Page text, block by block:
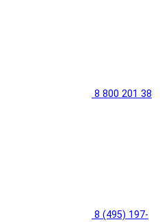
8 800 201 38
8 (495) 197-